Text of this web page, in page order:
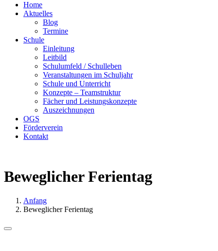
Home
Aktuelles
Blog
Termine
Schule
Einleitung
Leitbild
Schulumfeld / Schulleben
Veranstaltungen im Schuljahr
Schule und Unterricht
Konzepte – Teamstruktur
Fächer und Leistungskonzepte
Auszeichnungen
OGS
Förderverein
Kontakt
Beweglicher Ferientag
Anfang
Beweglicher Ferientag